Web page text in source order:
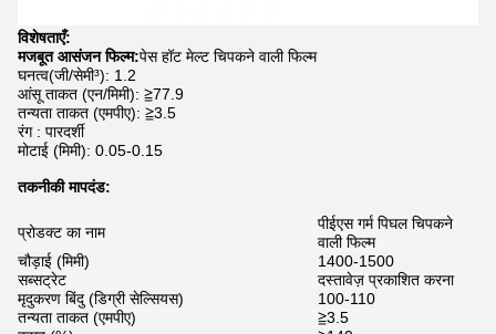
विशेषताएँ:
मजबूत आसंजन फिल्म:पेस हॉट मेल्ट चिपकने वाली फिल्म
घनत्व(जी/सेमी³): 1.2
आंसू ताकत (एन/मिमी): ≧77.9
तन्यता ताकत (एमपीए): ≧3.5
रंग : पारदर्शी
मोटाई (मिमी): 0.05-0.15
तकनीकी मापदंड:
प्रोडक्ट का नाम
पीईएस गर्म पिघल चिपकने
वाली फिल्म
चौड़ाई (मिमी)
1400-1500
सब्सट्रेट
दस्तावेज़ प्रकाशित करना
मृदुकरण बिंदु (डिग्री सेल्सियस)
100-110
तन्यता ताकत (एमपीए)
≧3.5